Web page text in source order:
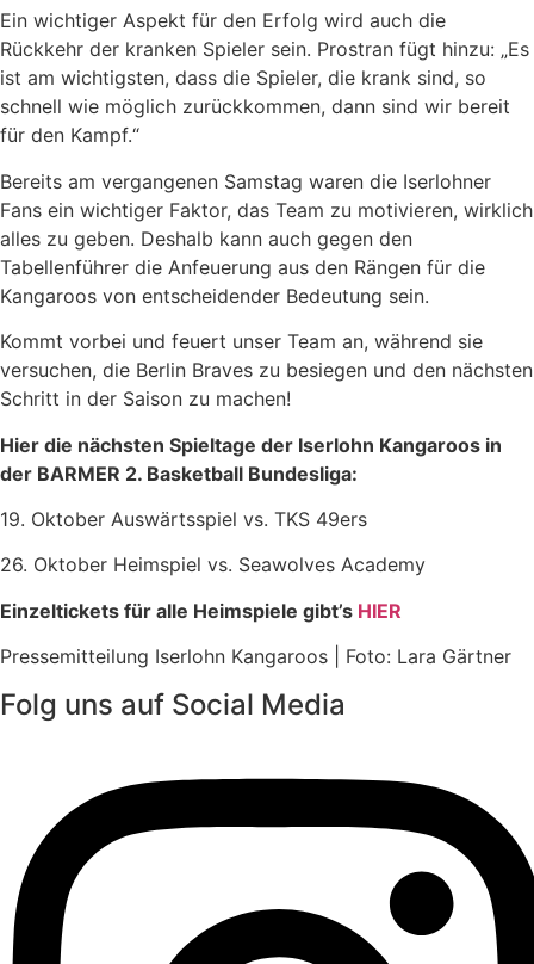
Ein wichtiger Aspekt für den Erfolg wird auch die
Rückkehr der kranken Spieler sein. Prostran fügt hinzu: „Es
ist am wichtigsten, dass die Spieler, die krank sind, so
schnell wie möglich zurückkommen, dann sind wir bereit
für den Kampf.“
Bereits am vergangenen Samstag waren die Iserlohner
Fans ein wichtiger Faktor, das Team zu motivieren, wirklich
alles zu geben. Deshalb kann auch gegen den
Tabellenführer die Anfeuerung aus den Rängen für die
Kangaroos von entscheidender Bedeutung sein.
Kommt vorbei und feuert unser Team an, während sie
versuchen, die Berlin Braves zu besiegen und den nächsten
Schritt in der Saison zu machen!
Hier die nächsten Spieltage der Iserlohn Kangaroos in
der BARMER 2. Basketball Bundesliga:
19. Oktober Auswärtsspiel vs. TKS 49ers
26. Oktober Heimspiel vs. Seawolves Academy
Einzeltickets für alle Heimspiele gibt’s HIER
Pressemitteilung Iserlohn Kangaroos | Foto: Lara Gärtner
Folg uns auf Social Media